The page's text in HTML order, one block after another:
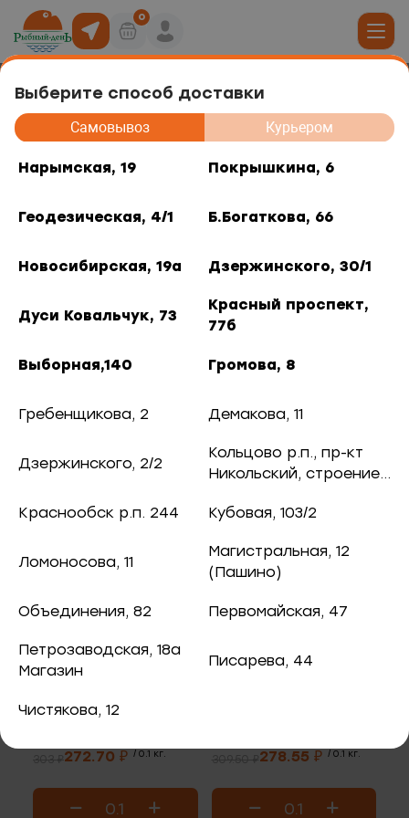
Выберите способ доставки
Самовывоз Курьером
Нарымская, 19 Покрышкина, 6
Геодезическая, 4/1 Б.Богаткова, 66
Новосибирская, 19а Дзержинского, 30/1
Дуси Ковальчук, 73
Красный проспект,
77б
Выборная,140 Громова, 8
Гребенщикова, 2 Демакова, 11
Дзержинского, 2/2
Кольцово р.п., пр-кт
Никольский, строение
Краснообск р.п. 244
Кубовая, 103/2
Ломоносова, 11
Магистральная, 12
(Пашино)
Объединения, 82 Первомайская, 47
Петрозаводская, 18а
Магазин
Писарева, 44
Чистякова, 12
0
роллов
рыба
и снеки
рыба
и отделы
6
4/1
73
77б
2
82
Слабосолёная рыба
Нерка балык
180 ₽
В корзину
Нерка пласт
Сёмга филе
272.70 ₽ / 0.1 кг. 278.55 ₽ / 0.1 кг.